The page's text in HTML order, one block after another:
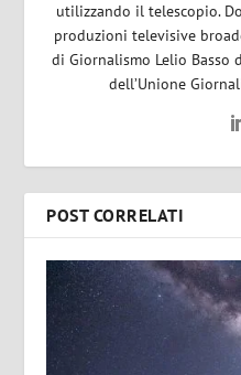
utilizzando il telescopio.
produzioni televisive
di Giornalismo Lelio Basso
dell’Unione
POST CORRELATI